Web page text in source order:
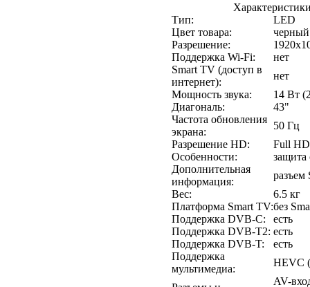
Тип:
LED
Цвет товара:
черный
Разрешение:
Поддержка Wi-Fi:
нет
Smart TV (доступ в
интернет):
нет
Мощность звука:
14 Вт
Диагональ:
43"
Частота обновления
экрана:
50 Гц
Разрешение HD:
Full HD
Особенности:
защита
Дополнительная
информация:
разъем
Вес:
6.5 кг
Платформа Smart TV:без
Поддержка DVB-C:
есть
Поддержка DVB-T2: есть
Поддержка DVB-T:
есть
Поддержка
мультимедиа:
HEVC
AV-